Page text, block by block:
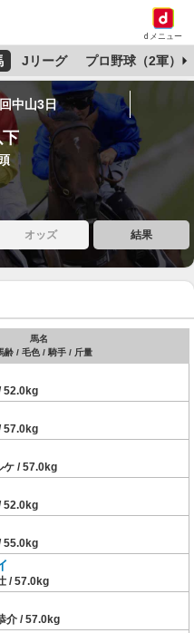
dメニュー
Jリーグ プロ野球（2軍）
中山3日
オッズ 結果
馬名
齢 / 毛色 / 騎手 / 斤量
52.0kg
57.0kg
ケ / 57.0kg
52.0kg
55.0kg
/ 57.0kg
介 / 57.0kg